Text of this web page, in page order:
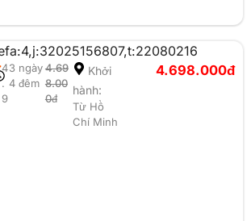
4
.
9
3 ngày
4 đêm
4.69
8.00
0đ
Khởi
hành:
Từ Hồ
Chí Minh
4.698.000đ